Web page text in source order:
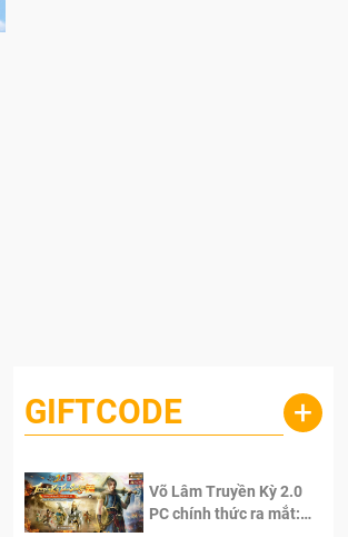
GIFTCODE +
Võ Lâm Truyền Kỳ 2.0
PC chính thức ra mắt: